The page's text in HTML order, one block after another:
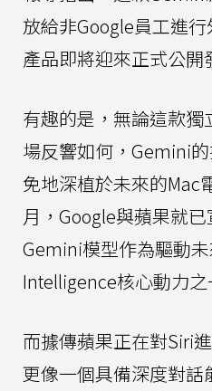
放給非Google員工進
產品即將迎來正式公開
有趣的是，無論這款
場反響如何，Gemini
免地深植於未來的Mac
月，Google與蘋果就
Gemini模型作為驅動
Intelligence核心動力之
而據傳蘋果正在對Siri
更像一個具備深度對話